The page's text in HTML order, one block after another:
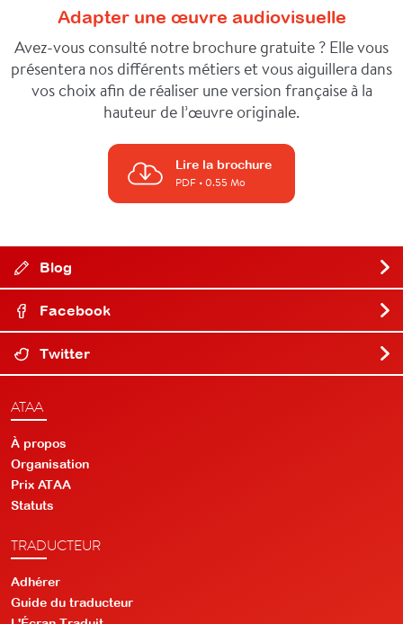
Adapter une œuvre audiovisuelle
Avez-vous consulté notre brochure gratuite ? Elle vous
présentera nos différents métiers et vous aiguillera dans
vos choix afin de réaliser une version française à la
hauteur de l’œuvre originale.
Lire la brochure
PDF• 0.55 Mo
Blog
Facebook
Twitter
ATAA
À propos
Organisation
Prix ATAA
Statuts
TRADUCTEUR
Adhérer
Guide du traducteur